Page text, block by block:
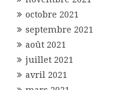
octobre 2021
septembre 2021
août 2021
juillet 2021
avril 2021